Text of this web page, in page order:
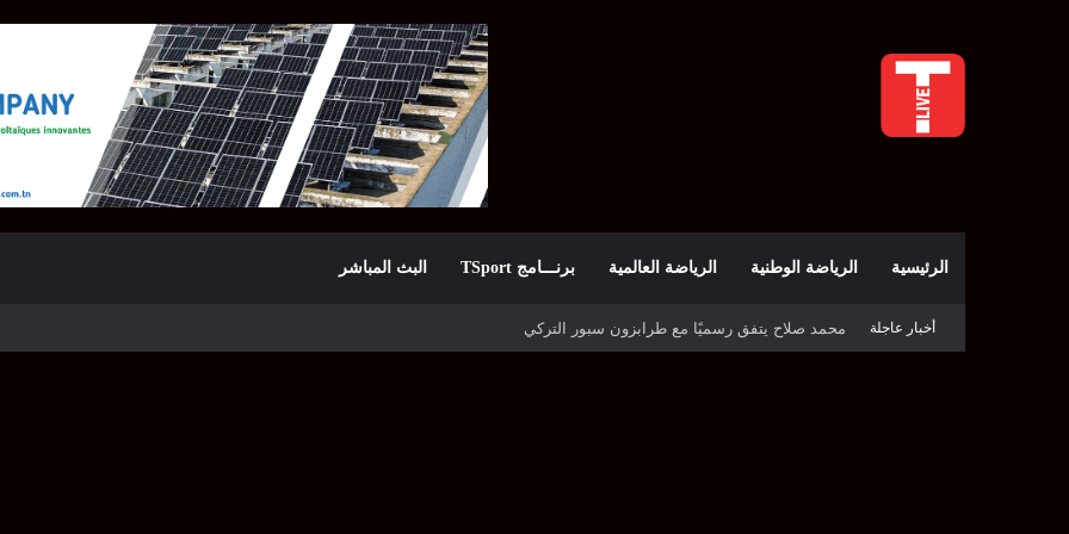
الرئيسية الرياضة الوطنية الرياضة العالمية برنـــامج TSport البث المباشر
أخبار عاجلة نور سحنون تُطيح بالمصنفة الأولى وتبلغ ربع نهائي بطولة سماش J100